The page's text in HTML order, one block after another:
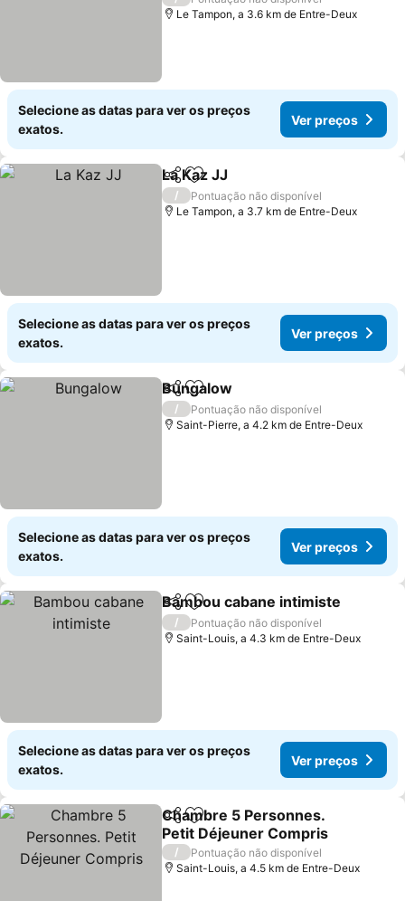
Le Tampon, a 3.6 km de Entre-Deux
Selecione as datas para ver os preços
exatos.
Ver preços
PartilharAdicionar aos favoritos
La Kaz JJ
/
Pontuação não disponível
Le Tampon, a 3.7 km de Entre-Deux
Selecione as datas para ver os preços
exatos.
Ver preços
PartilharAdicionar aos favoritos
Bungalow
/
Pontuação não disponível
Saint-Pierre, a 4.2 km de Entre-Deux
Selecione as datas para ver os preços
exatos.
Ver preços
PartilharAdicionar aos favoritos
Bambou cabane intimiste
/
Pontuação não disponível
Saint-Louis, a 4.3 km de Entre-Deux
Selecione as datas para ver os preços
exatos.
Ver preços
PartilharAdicionar aos favoritos
Chambre 5 Personnes.
Petit Déjeuner Compris
/
Pontuação não disponível
Saint-Louis, a 4.5 km de Entre-Deux